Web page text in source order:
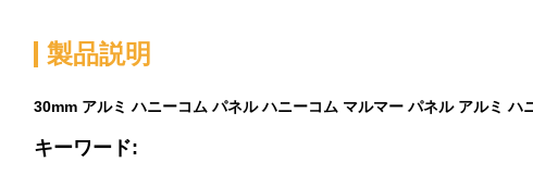
製品説明
30mm アルミ ハニーコム パネル ハニーコム マルマー パネル アルミ ハ
キーワード: